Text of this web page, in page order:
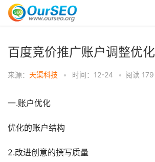
百度竞价推广账户调整优化
来源： 天渠科技 • 时间：12-24 • 阅读 179
一.账户优化
优化的账户结构
2.改进创意的撰写质量